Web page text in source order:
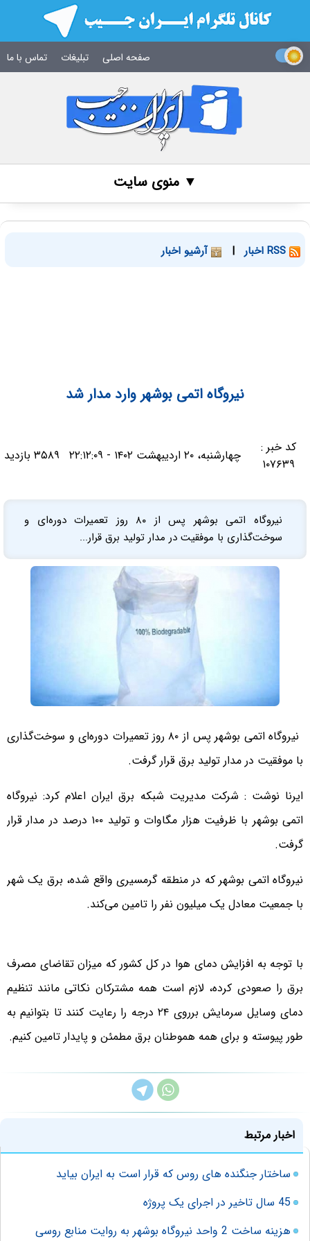
صفحه اصلی تبلیغات تماس با ما
▼ منوی سایت
| آرشیو اخبار
نیروگاه اتمی بوشهر وارد مدار شد
کد خبر :
۱۰۷۶۳۹
چهارشنبه، ۲۰ اردیبهشت ۱۴۰۲ - ۲۲:۱۲:۰۹ ۳۵۸۹ بازدید
نیروگاه اتمی بوشهر پس از ۸۰ روز تعمیرات دوره‌ای و
سوخت‌گذاری با موفقیت در مدار تولید برق قرار...
نیروگاه اتمی بوشهر پس از ۸۰ روز تعمیرات دوره‌ای و سوخت‌گذاری
با موفقیت در مدار تولید برق قرار گرفت.
ایرنا نوشت : شرکت مدیریت شبکه برق ایران اعلام کرد: نیروگاه
اتمی بوشهر با ظرفیت هزار مگاوات و تولید ۱۰۰ درصد در مدار قرار
گرفت.
نیروگاه اتمی بوشهر که در منطقه گرمسیری واقع شده، برق یک شهر
با جمعیت معادل یک میلیون نفر را تامین می‌کند.
با توجه به افزایش دمای هوا در کل کشور که میزان تقاضای مصرف
برق را صعودی کرده، لازم است همه مشترکان نکاتی مانند تنظیم
دمای وسایل سرمایش برروی ۲۴ درجه را رعایت کنند تا بتوانیم به
طور پیوسته و برای همه هموطنان برق مطمئن و پایدار تامین کنیم.
اخبار مرتبط
ساختار جنگنده‌ های روس که قرار است به ایران بیاید
45 سال تاخیر در اجرای یک پروژه
هزینه ساخت 2 واحد نیروگاه بوشهر به روایت منابع روسی